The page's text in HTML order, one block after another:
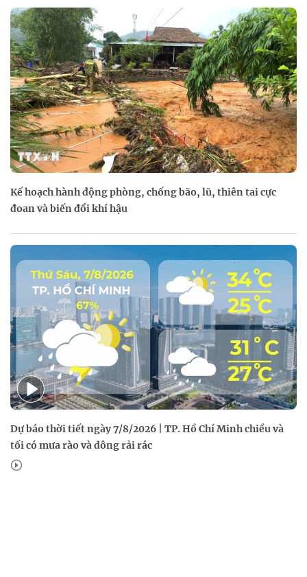
Kế hoạch hành động phòng, chống bão, lũ, thiên tai cực
đoan và biến đổi khí hậu
Dự báo thời tiết ngày 7/8/2026 | TP. Hồ Chí Minh chiều và
tối có mưa rào và dông rải rác